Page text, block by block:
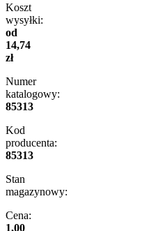
Koszt
wysyłki:
od
14,74
zł
Numer
katalogowy:
85313
Kod
producenta:
85313
Stan
magazynowy:
Cena:
1,00